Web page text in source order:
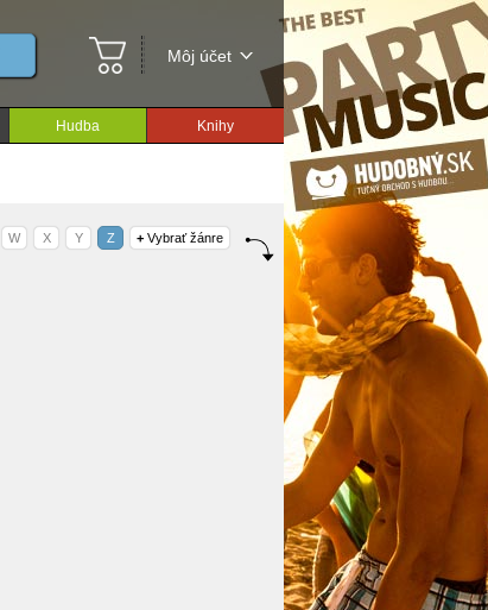
Môj účet
Hudba Knihy
W X Y Z + Vybrať žánre